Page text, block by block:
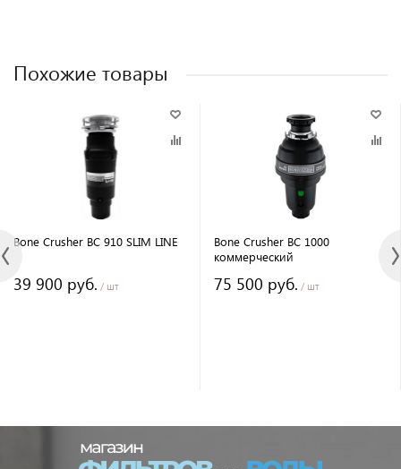
Похожие товары
Bone Crusher BC 910 SLIM LINE
39 900 руб. / шт
Bone Crusher BC 1000
коммерческий
75 500 руб. / шт